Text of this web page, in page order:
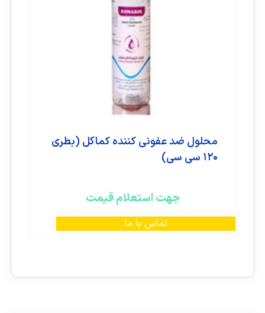
محلول ضد عفونی کننده کماکل (بطری
۱۲۰ سی سی)
جهت استعلام قیمت
تماس با ما